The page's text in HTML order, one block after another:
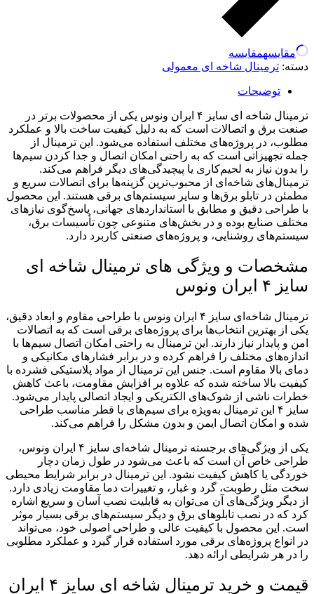
مقایسهمقایسه
دسته: ترمینال شاخه ای معمولی
توضیحات
ترمینال شاخه ای سایز ۴ ایران ونوس یکی از محصولات برتر در
صنعت برق و اتصالات است که به دلیل کیفیت ساخت بالا و عملکرد
مطلوب، در پروژه‌های مختلف استفاده می‌شود. این ترمینال از
جمله تجهیزاتی است که به راحتی امکان اتصال و جدا کردن سیم‌ها
را بدون نیاز به لحیم‌کاری یا پیچیدگی‌های دیگر فراهم می‌کند.
ترمینال‌های شاخه‌ای از محبوب‌ترین گزینه‌ها برای اتصالات سریع و
مطمئن در تابلو برق‌ها و سایر سیستم‌های برقی هستند. این محصول
با طراحی دقیق و مطابق با استانداردهای جهانی، پاسخ‌گوی نیازهای
مختلف صنایع بوده و در بخش‌های متنوعی چون تأسیسات برق،
سیستم‌های روشنایی، و پروژه‌های صنعتی کاربرد دارد.
مشخصات و ویژگی های ترمینال شاخه ای
سایز ۴ ایران ونوس
ترمینال شاخه‌ای سایز ۴ ایران ونوس با طراحی مقاوم و ابعاد دقیق،
یکی از بهترین انتخاب‌ها برای پروژه‌های برقی است که به اتصالات
امن و پایدار نیاز دارند. این ترمینال به راحتی امکان اتصال سیم‌ها با
اندازه‌های مختلف را فراهم کرده و در برابر فشارهای مکانیکی و
دمای بالا مقاوم است. جنس این ترمینال از مواد پلاستیکی فشرده با
کیفیت بالا ساخته شده که علاوه بر افزایش مقاومت، باعث کاهش
خطرات ناشی از شوک‌های الکتریکی و ایجاد اتصالی پایدار می‌شود.
سایز ۴ این ترمینال به‌ویژه برای سیم‌های با قطر مناسب طراحی
شده و امکان اتصال ایمن و بدون مشکل را فراهم می‌کند.
یکی از ویژگی‌های برجسته ترمینال شاخه‌ای سایز ۴ ایران ونوس،
طراحی خاص آن است که باعث می‌شود در طول زمان دچار
خوردگی یا کاهش کیفیت نشود. این ترمینال در برابر شرایط محیطی
سخت مثل رطوبت، گرد و غبار، و تغییرات دما مقاومت زیادی دارد.
از دیگر ویژگی‌های آن می‌توان به قابلیت نصب آسان و سریع اشاره
کرد که در نصب تابلوهای برق و دیگر سیستم‌های برقی بسیار موثر
است. این محصول با کیفیت عالی و طراحی اصولی خود، می‌تواند
در انواع پروژه‌های برقی مورد استفاده قرار گیرد و عملکرد مطلوبی
را در هر شرایطی ارائه دهد.
قیمت و خرید ترمینال شاخه ای سایز ۴ ایران